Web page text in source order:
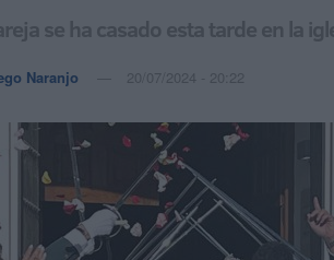
se ha casado esta tarde en la
Naranjo 20/07/2024 - 20:22